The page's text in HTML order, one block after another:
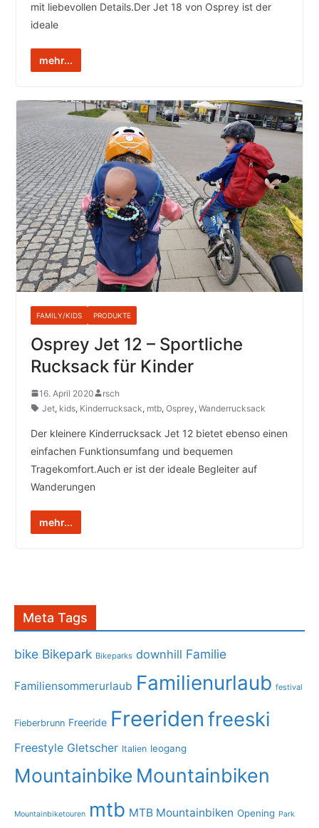
mit liebevollen Details.Der Jet 18 von Osprey ist der
ideale
mehr...
FAMILY/KIDS PRODUKTE
Osprey Jet 12 – Sportliche
Rucksack für Kinder
16. April 2020
rsch
Jet, kids, Kinderrucksack, mtb, Osprey, Wanderrucksack
Der kleinere Kinderrucksack Jet 12 bietet ebenso einen
einfachen Funktionsumfang und bequemen
Tragekomfort.Auch er ist der ideale Begleiter auf
Wanderungen
mehr...
Meta Tags
bike Bikepark Bikeparks downhill Familie
Familiensommerurlaub Familienurlaub festival
Fieberbrunn Freeride Freeriden freeski
Freestyle Gletscher Italien leogang
Mountainbike Mountainbiken
Mountainbiketouren mtb MTB Mountainbiken Opening Park